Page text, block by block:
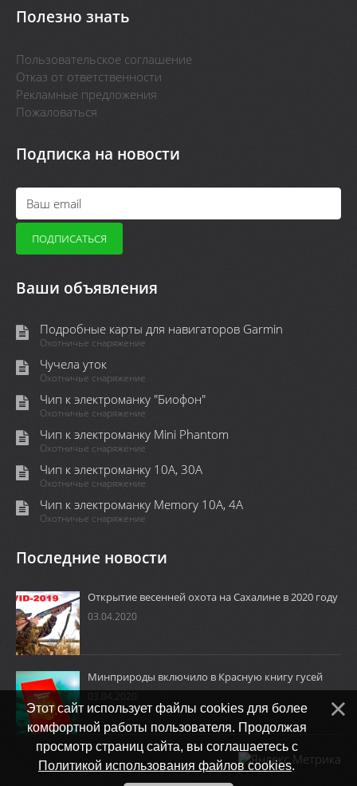
Полезно знать
Пользовательское соглашение
Отказ от ответственности
Рекламные предложения
Пожаловаться
Подписка на новости
Ваши объявления
Подробные карты для навигаторов Garmin
Охотничье снаряжение
Чучела уток
Охотничье снаряжение
Чип к электроманку "Биофон"
Охотничье снаряжение
Чип к электроманку Mini Phantom
Охотничье снаряжение
Чип к электроманку 10А, 30А
Охотничье снаряжение
Чип к электроманку Memory 10A, 4А
Охотничье снаряжение
Последние новости
Открытие весенней охота на Сахалине в 2020 году
03.04.2020
Минприроды включило в Красную книгу гусей
03.04.2020
Этот сайт использует файлы cookies для более
комфортной работы пользователя. Продолжая
просмотр страниц сайта, вы соглашаетесь с
Политикой использования файлов cookies.